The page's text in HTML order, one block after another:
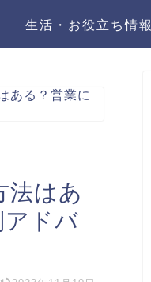
生活・お役立ち情報
ある？営業に
法はあ
アドバ